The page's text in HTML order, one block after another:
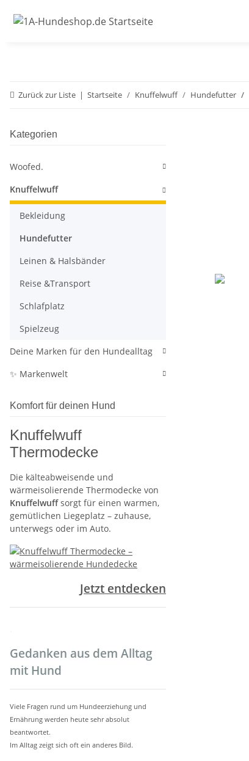
Zurück zur Liste Startseite Knuffelwuff Hundefutter
Kategorien
Woofed.
Knuffelwuff
Bekleidung
Hundefutter
Leinen & Halsbänder
Reise &Transport
Schlafplatz
Spielzeug
Deine Marken für den Hundealltag
✨ Markenwelt
Komfort für deinen Hund
Knuffelwuff
Thermodecke
Die kälteabweisende und
wärmeisolierende Thermodecke von
Knuffelwuffsorgt für einen warmen,
gemütlichen Liegeplatz – zuhause,
unterwegs oder im Auto.
Jetzt entdecken
Gedanken aus dem Alltag
mit Hund
Viele Fragen rund um Hundeerziehung und
Ernährung werden heute sehr absolut
beantwortet.
Im Alltag zeigt sich oft ein anderes Bild.